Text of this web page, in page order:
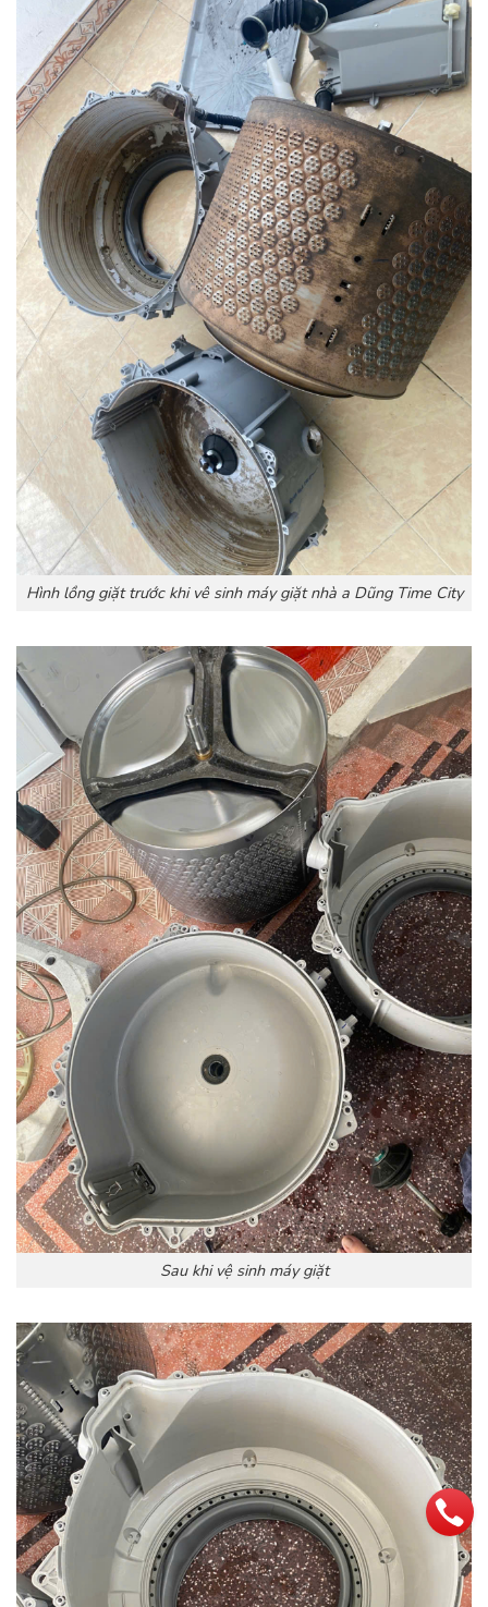
Hình lồng giặt trước khi vê sinh máy giặt nhà a Dũng Time City
Sau khi vệ sinh máy giặt